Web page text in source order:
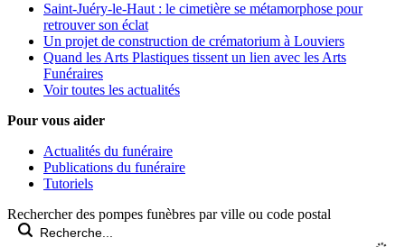
Saint-Juéry-le-Haut : le cimetière se métamorphose pour
retrouver son éclat
Un projet de construction de crématorium à Louviers
Quand les Arts Plastiques tissent un lien avec les Arts
Funéraires
Voir toutes les actualités
Pour vous aider
Actualités du funéraire
Publications du funéraire
Tutoriels
Rechercher des pompes funèbres par ville ou code postal